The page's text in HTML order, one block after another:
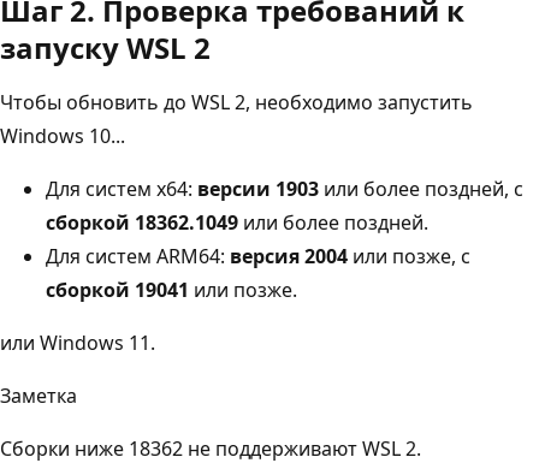
Шаг 2. Проверка требований к
запуску WSL 2
Чтобы обновить до WSL 2, необходимо запустить
Windows 10...
Для систем x64: версии 1903 или более поздней, с
сборкой 18362.1049 или более поздней.
Для систем ARM64: версия 2004 или позже, с
сборкой 19041 или позже.
или Windows 11.
Заметка
Сборки ниже 18362 не поддерживают WSL 2.